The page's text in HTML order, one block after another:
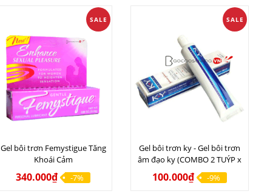
SALE
Gel bôi trơn Femystigue Tăng
Khoái Cảm
340.000₫ -7%
SALE
Gel bôi trơn ky - Gel bôi trơn
âm đạo ky (COMBO 2 TUÝP x
50ML)
100.000₫ -9%